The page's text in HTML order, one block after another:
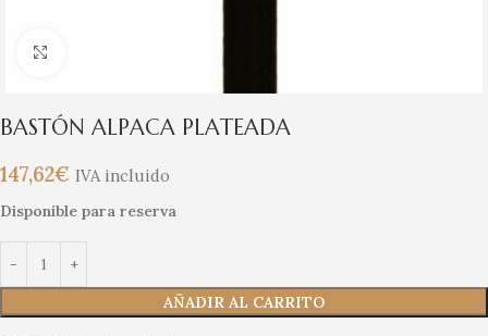
BASTÓN ALPACA PLATEADA
147,62€ IVA incluido
Disponible para reserva
AÑADIR AL CARRITO